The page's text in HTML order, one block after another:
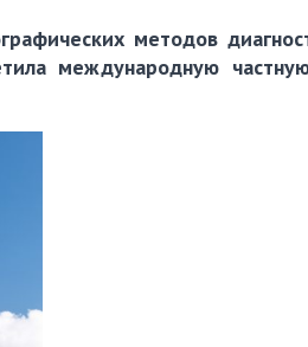
методов
международную